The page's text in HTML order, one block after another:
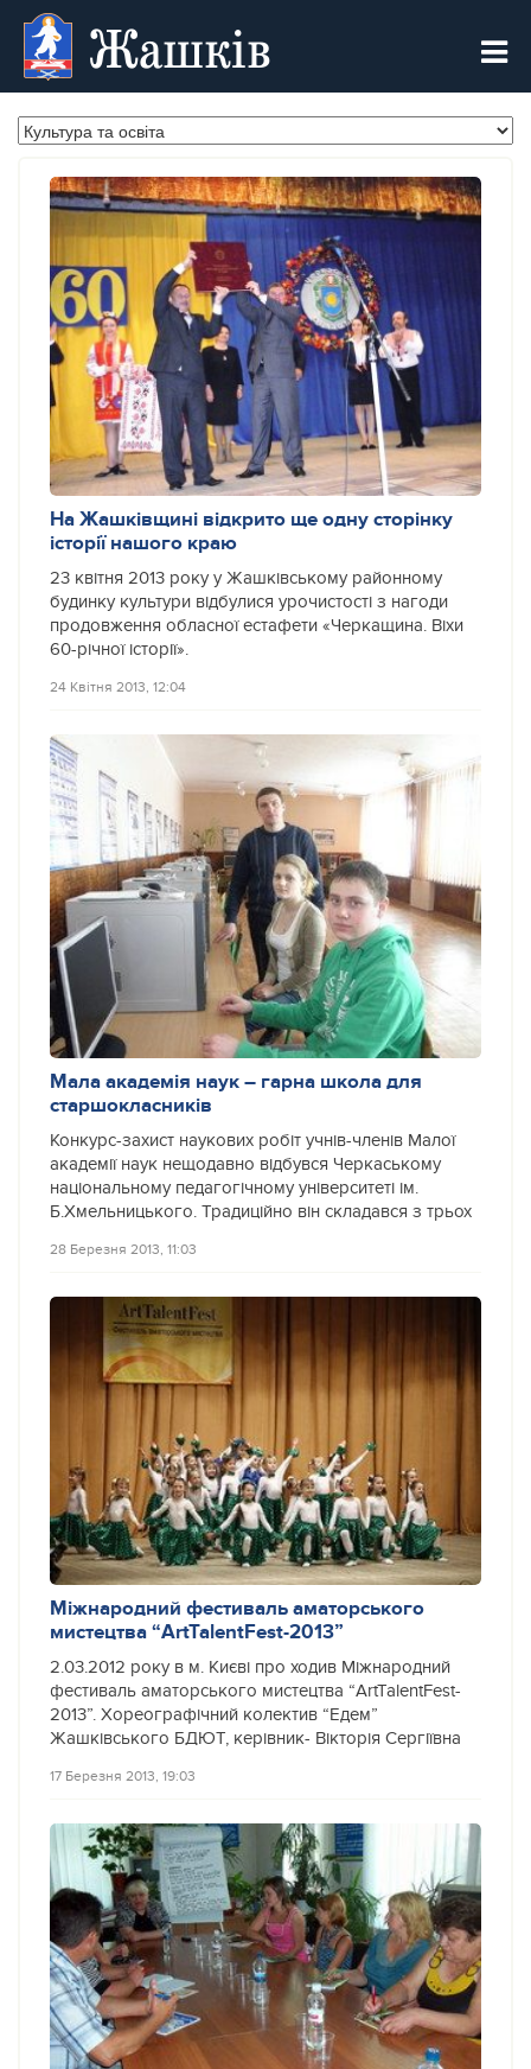
Жашків
На Жашківщині відкрито ще одну сторінку
історії нашого краю
23 квітня 2013 року у Жашківському районному
будинку культури відбулися урочистості з нагоди
продовження обласної естафети «Черкащина. Віхи
60-річної історії».
24 Квітня 2013, 12:04
Мала академія наук – гарна школа для
старшокласників
Конкурс-захист наукових робіт учнів-членів Малої
академії наук нещодавно відбувся Черкаському
національному педагогічному університеті ім.
Б.Хмельницького. Традиційно він складався з трьох
28 Березня 2013, 11:03
Міжнародний фестиваль аматорського
мистецтва “ArtTalentFest-2013”
2.03.2012 року в м. Києві про ходив Міжнародний
фестиваль аматорського мистецтва “ArtTalentFest-
2013”. Хореографічний колектив “Едем”
Жашківського БДЮТ, керівник- Вікторія Сергіївна
17 Березня 2013, 19:03